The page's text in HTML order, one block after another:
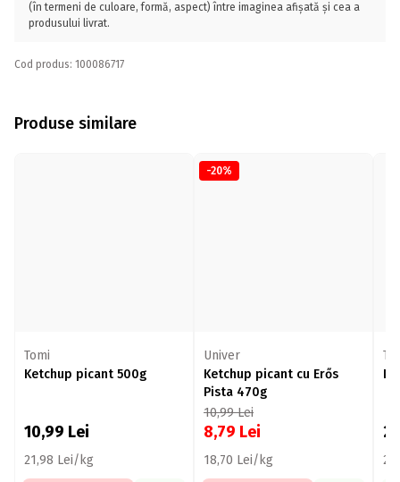
(în termeni de culoare, formă, aspect) între imaginea afișată și cea a
produsului livrat.
Cod produs: 100086717
Produse similare
Tomi
Ketchup picant 500g
10,99 Lei
21,98 Lei/kg
-20%
Univer
Ketchup picant cu Erős
Pista 470g
10,99Lei
8,79 Lei
18,70 Lei/kg